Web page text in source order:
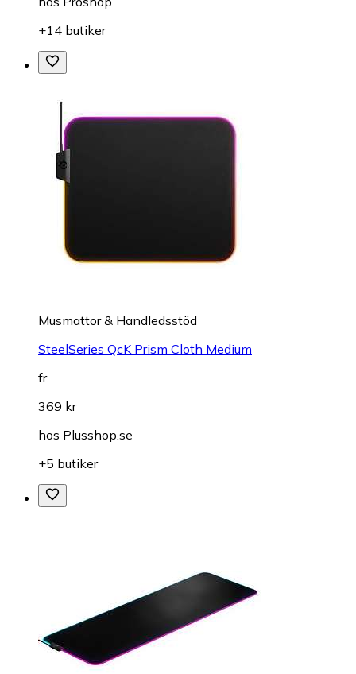
+14 butiker
Musmattor & Handledsstöd
SteelSeries QcK Prism Cloth Medium
fr.
369 kr
hos Plusshop.se
+5 butiker